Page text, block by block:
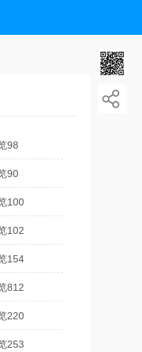
98
90
100
102
154
812
220
253